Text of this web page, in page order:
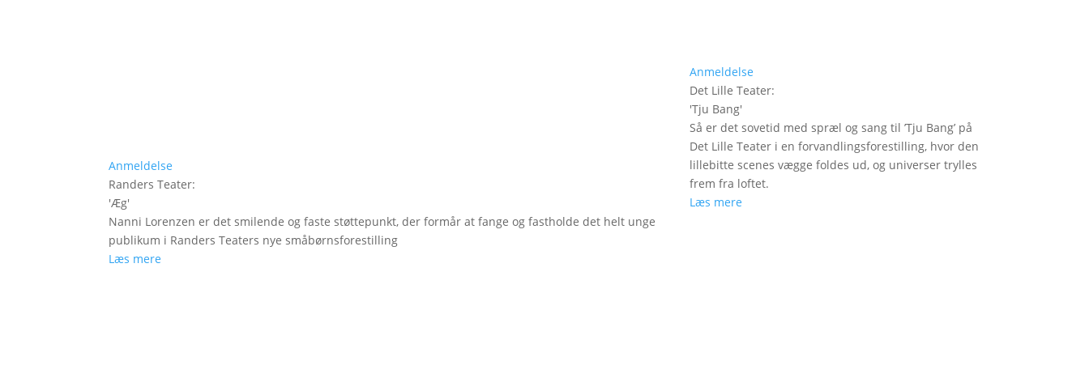
Anmeldelse
Randers Teater:
'Æg'
Nanni Lorenzen er det smilende og faste støttepunkt, der formår at fange og fastholde det helt unge
publikum i Randers Teaters nye småbørnsforestilling
Læs mere
Anmeldelse
Det Lille Teater:
'Tju Bang'
Så er det sovetid med spræl og sang til ’Tju Bang’ på
Det Lille Teater i en forvandlingsforestilling, hvor den
lillebitte scenes vægge foldes ud, og universer trylles
frem fra loftet.
Læs mere